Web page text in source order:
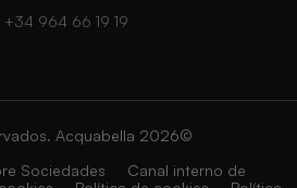
+34 964 66 19 19
Acquabella 2026©
Sociedades
Canal interno de